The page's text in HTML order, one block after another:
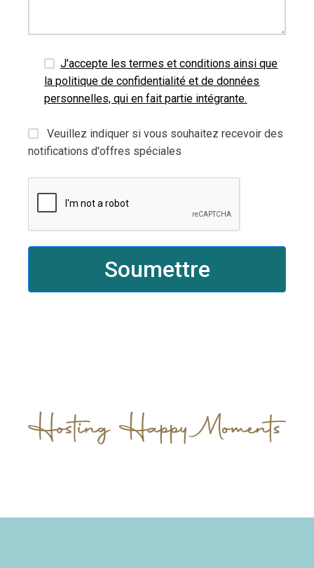
J'accepte les termes et conditions ainsi que
la politique de confidentialité et de données
personnelles, qui en fait partie intégrante.
Veuillez indiquer si vous souhaitez recevoir des
notifications d'offres spéciales
Soumettre